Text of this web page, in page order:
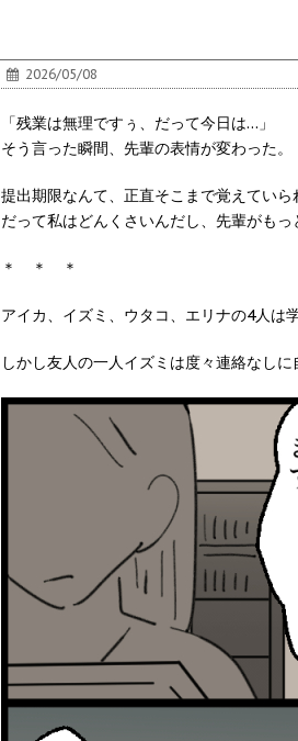
2026/05/08
「残業は無理ですぅ、だって今日は…」
そう言った瞬間、先輩の表情が変わった。
提出期限なんて、正直そこまで覚えていら
だって私はどんくさいんだし、先輩がも
＊ ＊ ＊
アイカ、イズミ、ウタコ、エリナの4人は
しかし友人の一人イズミは度々連絡なし